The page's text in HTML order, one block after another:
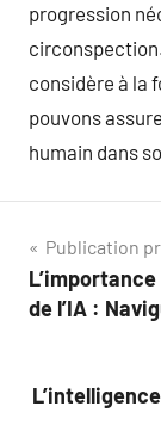
progression
considère à la
pouvons
humain dans
de
Publication
de l’IA :